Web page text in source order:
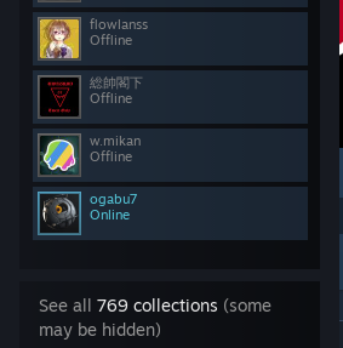
flowlanss
Offline
総帥閣下
Offline
w.mikan
Offline
ogabu7
Online
See all 769 collections (some
may be hidden)